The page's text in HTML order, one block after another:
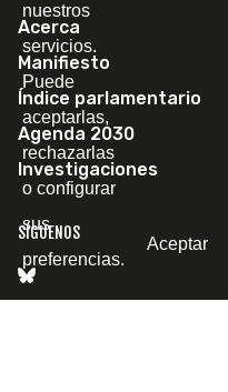
Acerca
Manifiesto
Índice parlamentario
Agenda 2030
Investigaciones
SÍGUENOS
nuestros
servicios.
Puede
aceptarlas,
rechazarlas
o configurar
sus
preferencias.
Aceptar